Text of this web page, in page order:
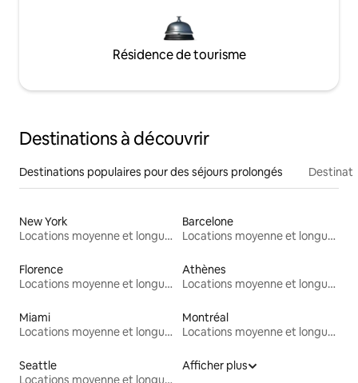
Résidence de tourisme
Destinations à découvrir
Destinations populaires pour des séjours prolongés
New York
Locations moyenne et longue durée
Barcelone
Locations moyenne et longue durée
Florence
Locations moyenne et longue durée
Athènes
Locations moyenne et longue durée
Miami
Locations moyenne et longue durée
Montréal
Locations moyenne et longue durée
Seattle
Locations moyenne et longue durée
Afficher plus